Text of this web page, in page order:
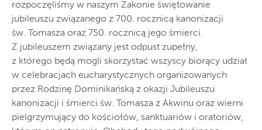
rozpoczęliśmy w naszym Zakonie świętowanie
jubileuszu związanego z 700. rocznicą kanonizacji
św. Tomasza oraz 750. rocznicą jego śmierci.
Z jubileuszem związany jest odpust zupełny,
z którego będą mogli skorzystać wszyscy biorący udział
w celebracjach eucharystycznych organizowanych
przez Rodzinę Dominikańską z okazji Jubileuszu
kanonizacji i śmierci św. Tomasza z Akwinu oraz wierni
pielgrzymujący do kościołów, sanktuariów i oratoriów,